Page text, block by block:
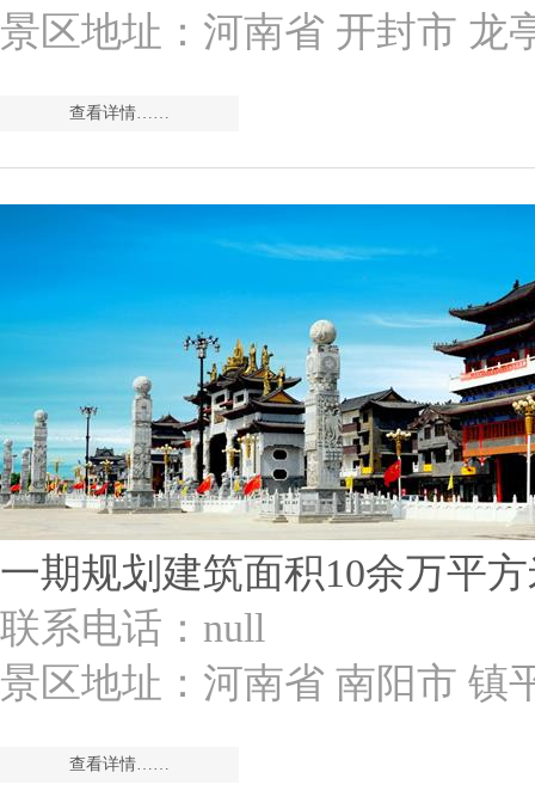
景区地址：河南省 开封市 龙
查看详情……
一期规划建筑面积10余万平
联系电话：null
景区地址：河南省 南阳市 镇
查看详情……